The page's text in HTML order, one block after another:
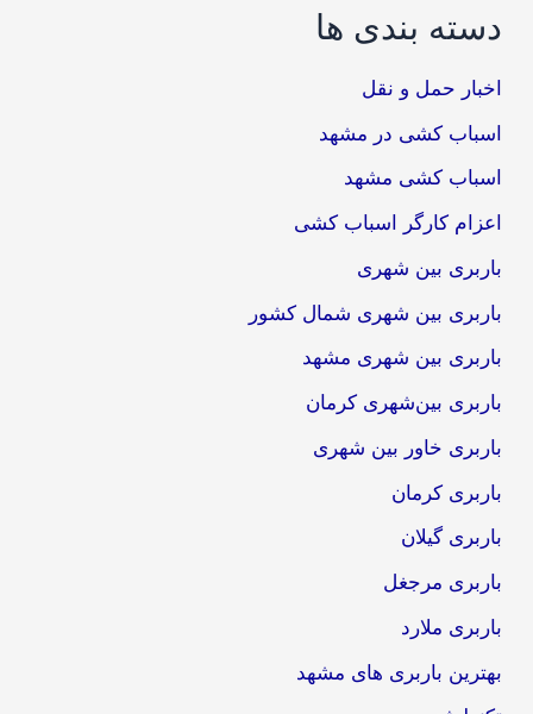
دسته بندی ها
اخبار حمل و نقل
اسباب کشی در مشهد
اسباب کشی مشهد
اعزام کارگر اسباب کشی
باربری بین شهری
باربری بین شهری شمال کشور
باربری بین شهری مشهد
باربری بین‌شهری کرمان
باربری خاور بین شهری
باربری کرمان
باربری گیلان
باربری مرجغل
باربری ملارد
بهترین باربری های مشهد